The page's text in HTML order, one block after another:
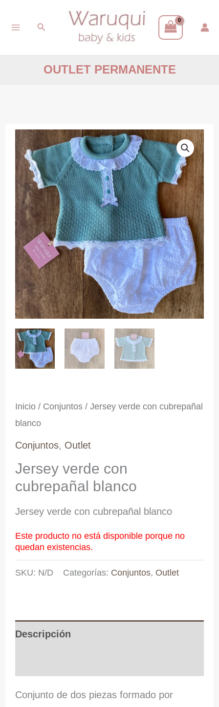
Buscar
OUTLET PERMANENTE
Inicio/ Conjuntos/ Jersey verde con cubrepañal
blanco
Conjuntos, Outlet
Jersey verde con
cubrepañal blanco
Jersey verde con cubrepañal blanco
Este producto no está disponible porque no
quedan existencias.
SKU: N/D Categorías: Conjuntos, Outlet
Descripción
Conjunto de dos piezas formado por